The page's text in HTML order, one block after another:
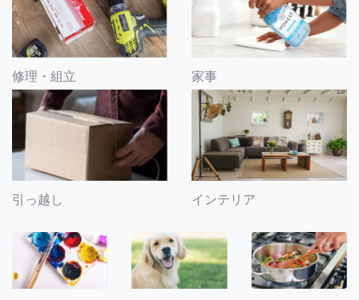
修理・組立 家事
引っ越し インテリア